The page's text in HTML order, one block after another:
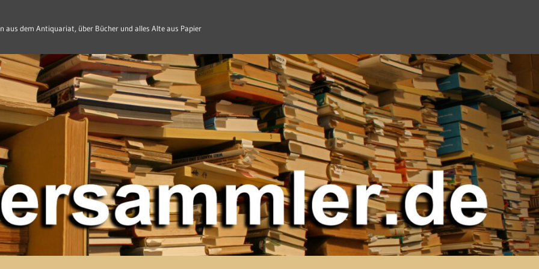
aus dem Antiquariat, über Bücher und alles Alte aus Papier